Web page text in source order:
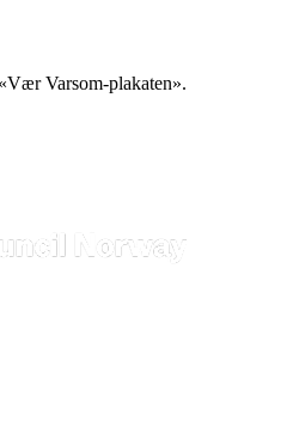
Varsom-plakaten».